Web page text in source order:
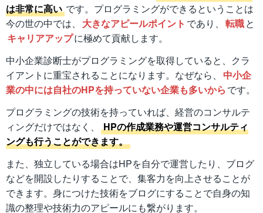
は非常に高い です。プログラミングができるということは
今の世の中では、
大きなアピールポイント であり、 転職と
キャリアアップに極めて貢献します。
中小企業診断士がプログラミングを取得していると、クラ
イアントに重宝されることになります。なぜなら、
中小企
業の中には自社のHPを持っていない企業も多いから です。
プログラミングの技術を持っていれば、経営のコンサルテ
ィングだけではなく、
HPの作成業務や運営コンサルティ
ングも行うことができます。
また、独立している場合はHPを自分で運営したり、ブログ
などを開設したりすることで、集客力を向上させることが
できます。身につけた技術をブログにすることで自身の知
識の整理や技術力のアピールにも繋がります。